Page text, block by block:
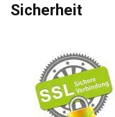
Sicherheit